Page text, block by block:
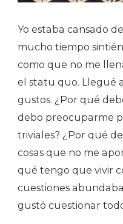
Yo estaba cansado
mucho tiempo
como que no me
el statu quo. Llegué
gustos. ¿Por qué
debo preocuparme
triviales? ¿Por qué
cosas que no me
qué tengo que vivir
cuestiones
gustó cuestionar